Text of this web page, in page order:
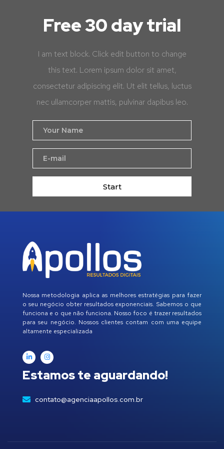
Free 30 day trial
I am text block. Click edit button to change
this text. Lorem ipsum dolor sit amet,
consectetur adipiscing elit. Ut elit tellus, luctus
nec ullamcorper mattis, pulvinar dapibus leo.
Start
Nossa metodologia aplica as melhores estratégias para fazer
o seu negócio obter resultados exponenciais. Sabemos o que
funciona e o que não funciona. Nosso foco é trazer resultados
para seu negócio. Nossos clientes contam com uma equipe
altamente especializada
Estamos te aguardando!
contato@agenciaapollos.com.br